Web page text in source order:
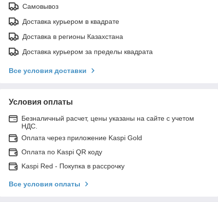
Самовывоз
Доставка курьером в квадрате
Доставка в регионы Казахстана
Доставка курьером за пределы квадрата
Все условия доставки
Условия оплаты
Безналичный расчет, цены указаны на сайте с учетом
НДС.
Оплата через приложение Kaspi Gold
Оплата по Kaspi QR коду
Kaspi Red - Покупка в рассрочку
Все условия оплаты